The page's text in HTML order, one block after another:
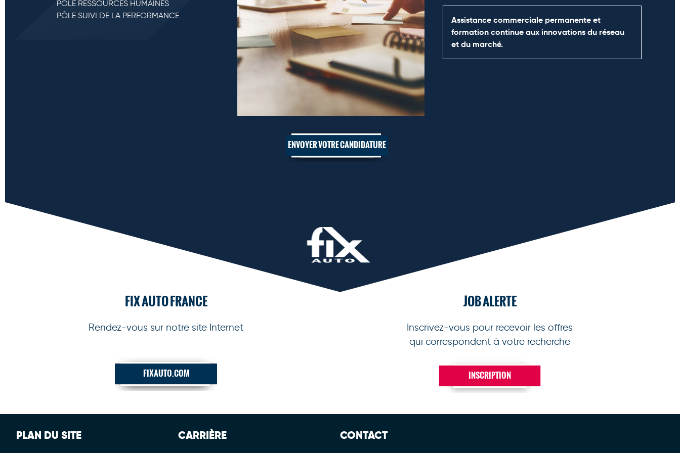
PÔLE RESSOURCES HUMAINES
PÔLE SUIVI DE LA PERFORMANCE
ENVOYER VOTRE CANDIDATURE
Assistance commerciale permanente et
formation continue aux innovations du réseau
et du marché.
FIX AUTO FRANCE
Rendez-vous sur notre site Internet
FIXAUTO.COM
JOB ALERTE
Inscrivez-vous pour recevoir les offres
qui correspondent à votre recherche
INSCRIPTION
PLAN DU SITE CARRIÈRE CONTACT